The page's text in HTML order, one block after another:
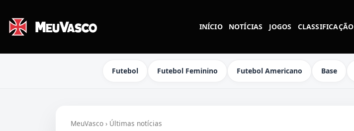
INÍCIO NOTÍCIAS JOGOS CLASSIFICAÇÃO
Futebol Futebol Feminino Futebol Americano Base
MeuVasco › Últimas notícias